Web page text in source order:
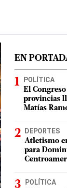
EN
POLÍTICA
El
provincias
Matías
DEPORTES
Atletismo
para
POLÍTICA